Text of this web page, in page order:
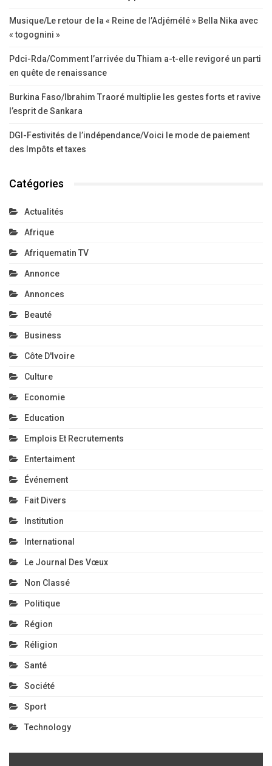
Musique/Le retour de la « Reine de l’Adjémélé » Bella Nika avec
« togognini »
Pdci-Rda/Comment l’arrivée du Thiam a-t-elle revigoré un parti
en quête de renaissance
Burkina Faso/Ibrahim Traoré multiplie les gestes forts et ravive
l’esprit de Sankara
DGI-Festivités de l’indépendance/Voici le mode de paiement
des Impôts et taxes
Catégories
Actualités
Afrique
Afriquematin TV
Annonce
Annonces
Beauté
Business
Côte D'Ivoire
Culture
Economie
Education
Emplois Et Recrutements
Entertaiment
Événement
Fait Divers
Institution
International
Le Journal Des Vœux
Non Classé
Politique
Région
Réligion
Santé
Société
Sport
Technology